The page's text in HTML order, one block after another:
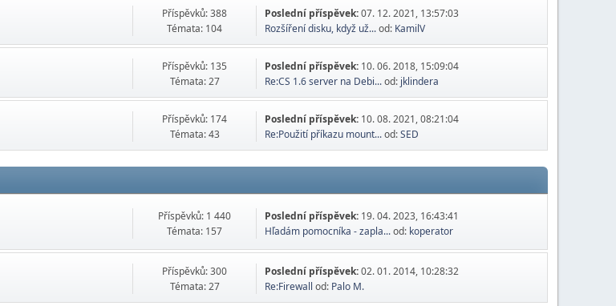
Příspěvků: 388
Témata: 104
Poslední příspěvek:07. 12. 2021, 13:57:03
Rozšíření disku, když už...od: KamilV
Příspěvků: 135
Témata: 27
Poslední příspěvek: 10. 06. 2018, 15:09:04
Re:CS 1.6 server na Debi...od: jklindera
Příspěvků: 174
Témata: 43
Poslední příspěvek: 10. 08. 2021, 08:21:04
Re:Použití příkazu mount...od:SED
Příspěvků: 1 440
Témata: 157
Poslední příspěvek: 19. 04. 2023, 16:43:41
Hľadám pomocníka - zapla...od: koperator
Příspěvků: 300
Témata: 27
Poslední příspěvek:02. 01. 2014, 10:28:32
Re:Firewall od: Palo M.